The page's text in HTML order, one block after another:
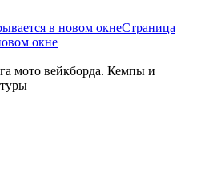
в новом окнеСтраница
окне
мото вейкборда. Кемпы и